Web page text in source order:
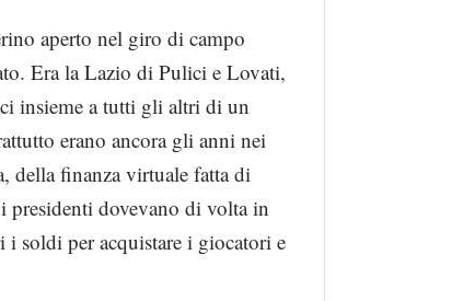
aperto nel giro di campo
Era la Lazio di Pulici e Lovati,
insieme a tutti gli altri di un
erano ancora gli anni nei
della finanza virtuale fatta di
presidenti dovevano di volta in
i soldi per acquistare i giocatori e